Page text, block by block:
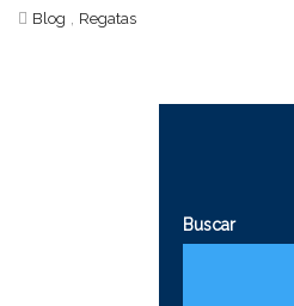
Blog Regatas
Buscar